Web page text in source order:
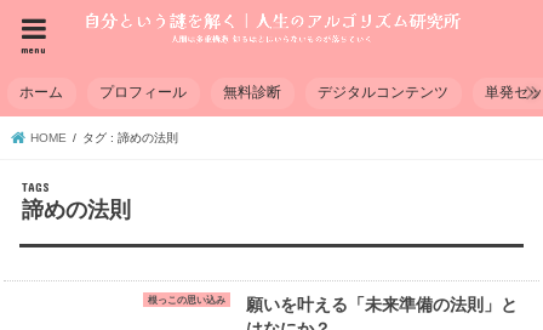
menu
ホーム プロフィール 無料診断 デジタルコンテンツ 単発セ
HOME タグ : 諦めの法則
諦めの法則
根っこの思い込み
願いを叶える「未来準備の法則」と